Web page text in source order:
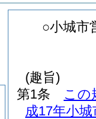
○小城市
(趣旨)
第1条
この
成17年小